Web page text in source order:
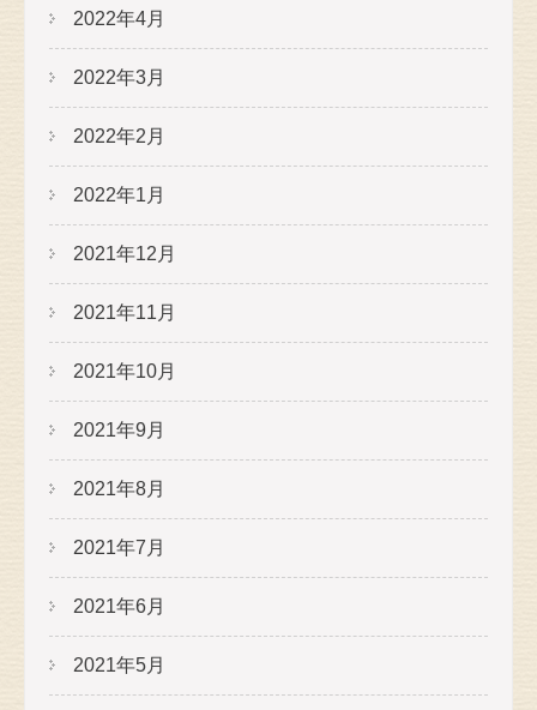
2022年4月
2022年3月
2022年2月
2022年1月
2021年12月
2021年11月
2021年10月
2021年9月
2021年8月
2021年7月
2021年6月
2021年5月